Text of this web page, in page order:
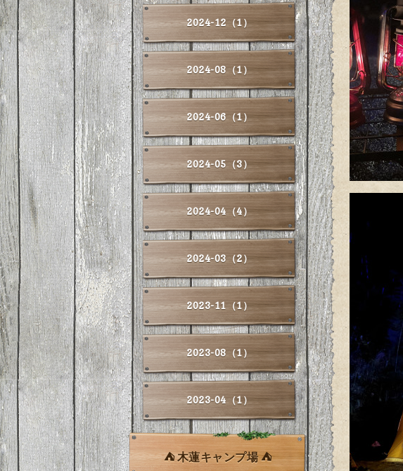
2024-12（1）
2024-08（1）
2024-06（1）
2024-05（3）
2024-04（4）
2024-03（2）
2023-11（1）
2023-08（1）
2023-04（1）
⛺ 木蓮キャンプ場 ⛺